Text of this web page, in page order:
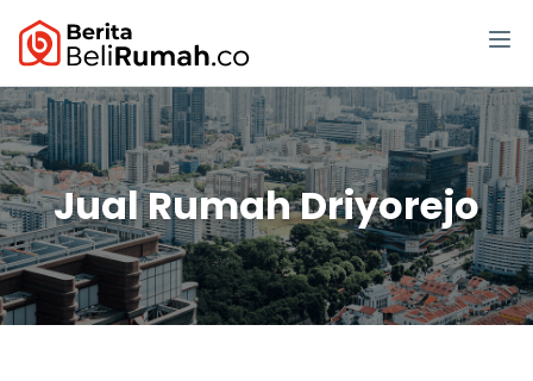
Jual Rumah Driyorejo